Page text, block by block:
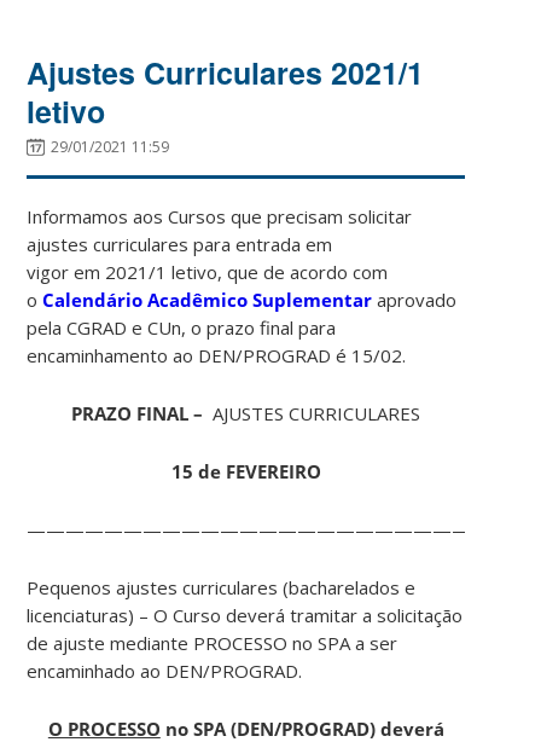
Ajustes Curriculares 2021/1
letivo
29/01/2021 11:59
Informamos aos Cursos que precisam solicitar
ajustes curriculares para entrada em
vigor em 2021/1 letivo, que de acordo com
oCalendário Acadêmico Suplementar aprovado
pela CGRAD e CUn, o prazo final para
encaminhamento ao DEN/PROGRAD é 15/02.
PRAZO FINAL – AJUSTES CURRICULARES
15 de FEVEREIRO
Pequenos ajustes curriculares (bacharelados e
licenciaturas) – O Curso deverá tramitar a solicitação
de ajuste mediante PROCESSO no SPA a ser
encaminhado ao DEN/PROGRAD.
O PROCESSO no SPA (DEN/PROGRAD) deverá